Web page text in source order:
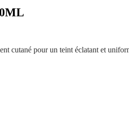
cutané pour un teint éclatant et